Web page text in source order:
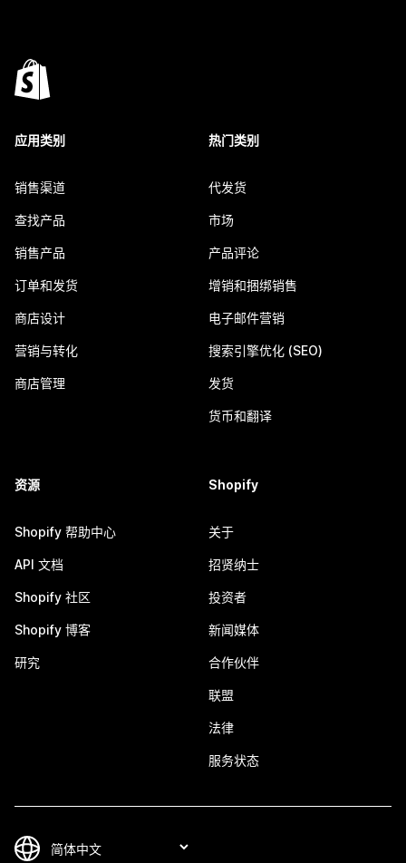
应用类别
销售渠道
查找产品
销售产品
订单和发货
商店设计
营销与转化
商店管理
热门类别
代发货
市场
产品评论
增销和捆绑销售
电子邮件营销
搜索引擎优化 (SEO)
发货
货币和翻译
资源
Shopify 帮助中心
API 文档
Shopify 社区
Shopify 博客
研究
Shopify
关于
招贤纳士
投资者
新闻媒体
合作伙伴
联盟
法律
服务状态